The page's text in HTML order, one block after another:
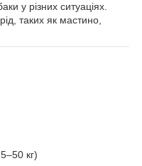
у різних ситуаціях.
таких як мастино,
кг)